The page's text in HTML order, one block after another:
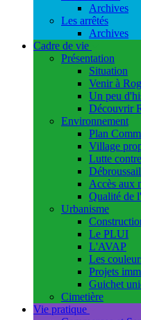
Archives
Les arrêtés
Archives
Cadre de vie
Présentation
Situation
Venir à
Un peu
Découvrir
Environnement
Plan
Village
Lutte
Accès aux
Qualité de
Urbanisme
Le PLUI
L'AVAP
Les
Projets
Guichet
Cimetière
Vie pratique